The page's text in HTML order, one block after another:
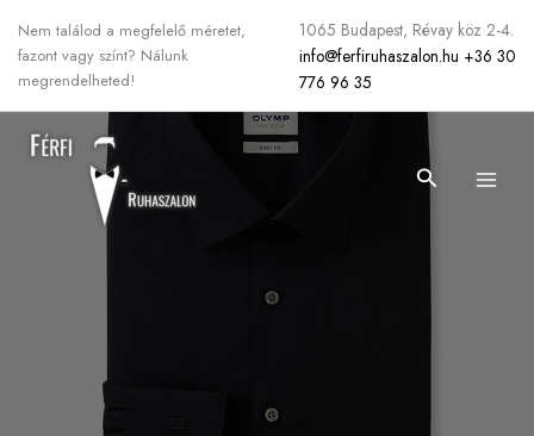
Nem találod a megfelelő méretet,
fazont vagy színt? Nálunk
megrendelheted!
1065 Budapest, Révay köz 2-4.
info@ferfiruhaszalon.hu +36 30
776 96 35
Search